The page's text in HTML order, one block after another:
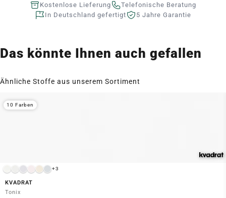
Kostenlose Lieferung
Telefonische Beratung
In Deutschland gefertigt
5 Jahre Garantie
Das könnte Ihnen auch gefallen
Ähnliche Stoffe aus unserem Sortiment
+3
KVADRAT
Tonix
10 Farben